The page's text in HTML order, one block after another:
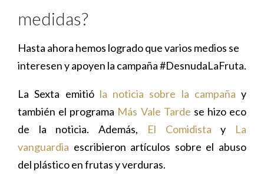
medidas?
Hasta ahora hemos logrado que varios medios se
interesen y apoyen la campaña #DesnudaLaFruta.
La Sexta emitió la noticia sobre la campaña y
también el programa Más Vale Tarde se hizo eco
de la noticia. Además, El Comidista y La
vanguardia escribieron artículos sobre el abuso
del plástico en frutas y verduras.